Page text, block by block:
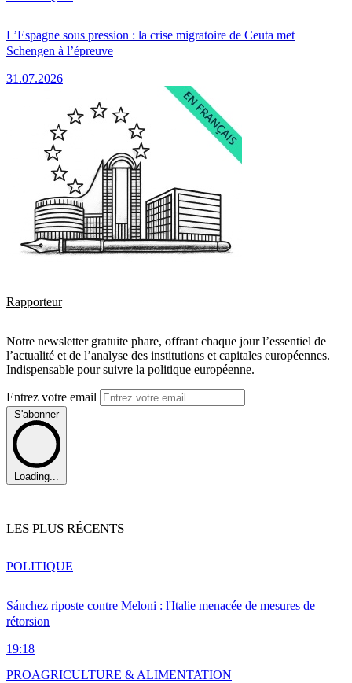
L’Espagne sous pression : la crise migratoire de Ceuta met
Schengen à l’épreuve
31.07.2026
Rapporteur
Notre newsletter gratuite phare, offrant chaque jour l’essentiel de
l’actualité et de l’analyse des institutions et capitales européennes.
Indispensable pour suivre la politique européenne.
Entrez votre email
S'abonner
Loading...
LES PLUS RÉCENTS
Sánchez riposte contre Meloni : l'Italie menacée de mesures de
rétorsion
19:18
POLITIQUE
PROAGRICULTURE & ALIMENTATION